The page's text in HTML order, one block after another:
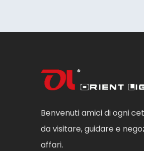
Benvenuti amici di ogni
da visitare, guidare e
affari.